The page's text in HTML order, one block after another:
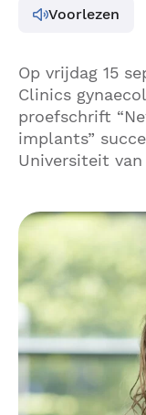
Voorlezen
Op vrijdag 15
Clinics
proefschrift
implants”
Universiteit